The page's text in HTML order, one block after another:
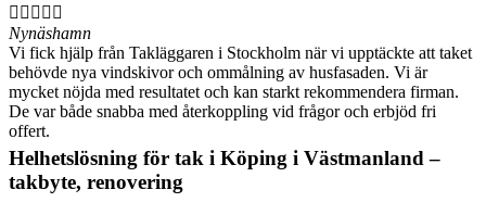
    
Nynäshamn
Vi fick hjälp från Takläggaren i Stockholm när vi upptäckte att taket
behövde nya vindskivor och ommålning av husfasaden. Vi är
mycket nöjda med resultatet och kan starkt rekommendera firman.
De var både snabba med återkoppling vid frågor och erbjöd fri
offert.
Helhetslösning för tak i Köping i Västmanland –
takbyte, renovering